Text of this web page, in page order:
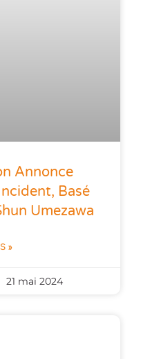
Annonce
Basé
Umezawa
»
21 mai 2024